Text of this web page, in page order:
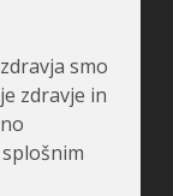
smo
zdravje in